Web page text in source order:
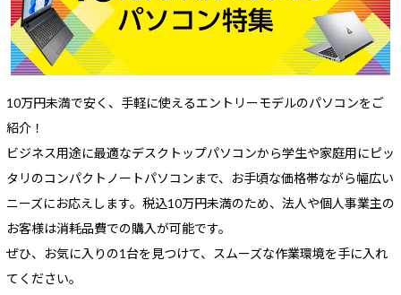
サーバー
ワークステーション
ディスプレイ
Windows 11|Copilot+ PC
MousePro
Windows 11|Copilot+ PC
学習向けパソコン
スペック/パーツ別
AIおすすめパソコン
Windows 11 | Copilot+ PC
おすすめ目玉パソコン
今イチオシのパソコンをピ
Windows 11| Copilot+ PC
10万円未満で安く、手軽に使えるエントリーモデルのパソコンをご
紹介！
ビジネス用途に最適なデスクトップパソコンから学生や家庭用にピッ
タリのコンパクトノートパソコンまで、
お手頃な価格帯ながら幅広い
ニーズにお応えします。税込10万円未満のため、法人や個人事業主の
お客様は消耗品費での購入が可能です。
ぜひ、お気に入りの1台を見つけて、スムーズな作業環境を手に入れ
てください。